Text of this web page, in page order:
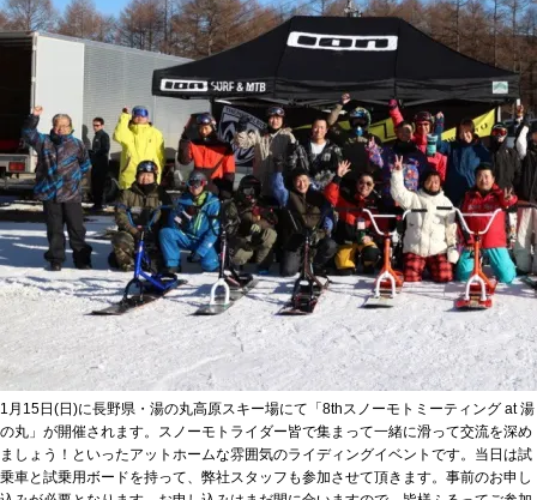
1月15日(日)に長野県・湯の丸高原スキー場にて「8thスノーモトミーティング at 湯
の丸」が開催されます。スノーモトライダー皆で集まって一緒に滑って交流を深め
ましょう！といったアットホームな雰囲気のライディングイベントです。当日は試
乗車と試乗用ボードを持って、弊社スタッフも参加させて頂きます。事前のお申し